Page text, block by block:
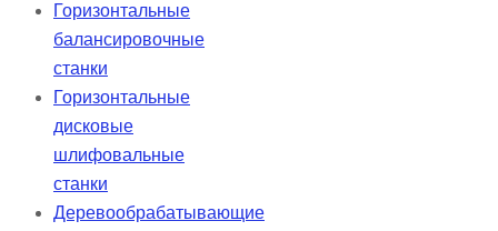
Горизонтальные
балансировочные
станки
Горизонтальные
дисковые
шлифовальные
станки
Деревообрабатывающие